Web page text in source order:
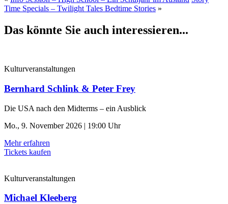
Time Specials – Twilight Tales Bedtime Stories »
Das könnte Sie auch interessieren...
Kulturveranstaltungen
Bernhard Schlink & Peter Frey
Die USA nach den Midterms – ein Ausblick
Mo., 9. November 2026 | 19:00 Uhr
Mehr erfahren
Tickets kaufen
Kulturveranstaltungen
Michael Kleeberg